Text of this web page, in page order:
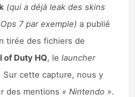
(qui a déjà leak des skins
7 par exemple) a publié
tirée des fichiers de
of Duty HQ, lelauncher
Sur cette capture, nous y
des mentions « Nintendo ».